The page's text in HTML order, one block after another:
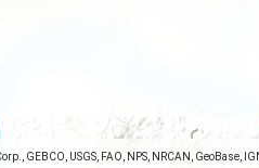
GEBCO, USGS, FAO, NPS, NRCAN,